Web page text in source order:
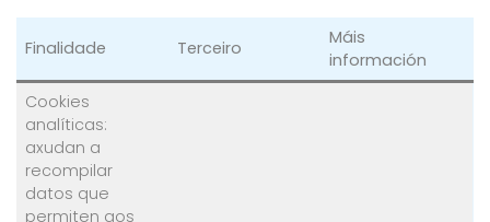
Finalidade Terceiro
Máis
información
Cookies
analíticas:
axudan a
recompilar
datos que
permiten aos